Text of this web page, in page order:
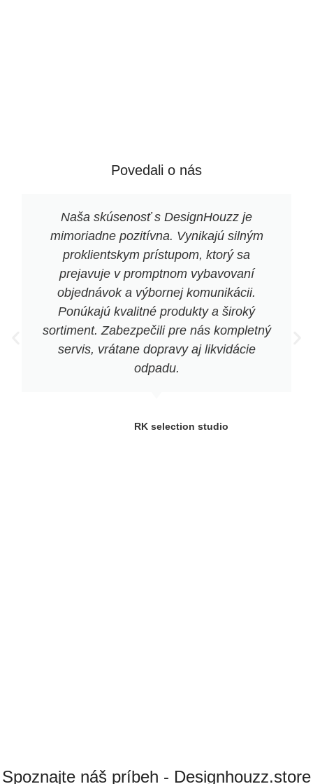
Povedali o nás
Naša skúsenosť s DesignHouzz je
mimoriadne pozitívna. Vynikajú silným
proklientskym prístupom, ktorý sa
prejavuje v promptnom vybavovaní
objednávok a výbornej komunikácii.
Ponúkajú kvalitné produkty a široký
sortiment. Zabezpečili pre nás kompletný
servis, vrátane dopravy aj likvidácie
odpadu.
RK selection studio
Spoznajte náš príbeh - Designhouzz.store